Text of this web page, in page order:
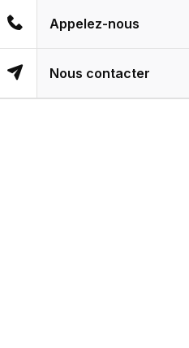
Appelez-nous
Nous contacter